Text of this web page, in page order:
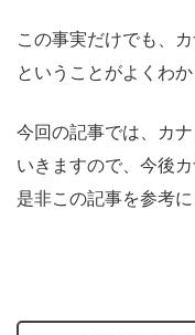
この事実だけでも、
ということがよくわか
今回の記事では、カ
いきますので、今後
是非この記事を参考に